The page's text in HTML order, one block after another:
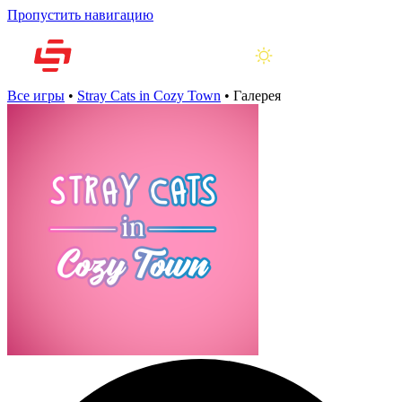
Пропустить навигацию
Все игры • Stray Cats in Cozy Town • Галерея